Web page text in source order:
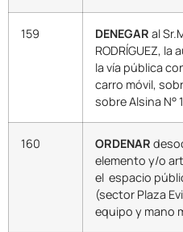
159 DENEGAR al
RODRÍGUEZ,
la vía pública
carro móvil,
sobre Alsina N°
160 ORDENAR
elemento y/o
el espacio
(sector Plaza
equipo y mano